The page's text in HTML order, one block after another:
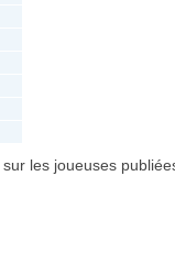
les joueuses